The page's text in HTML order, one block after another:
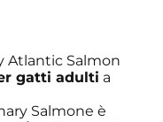
Atlantic Salmon
gatti adulti a
Salmone è